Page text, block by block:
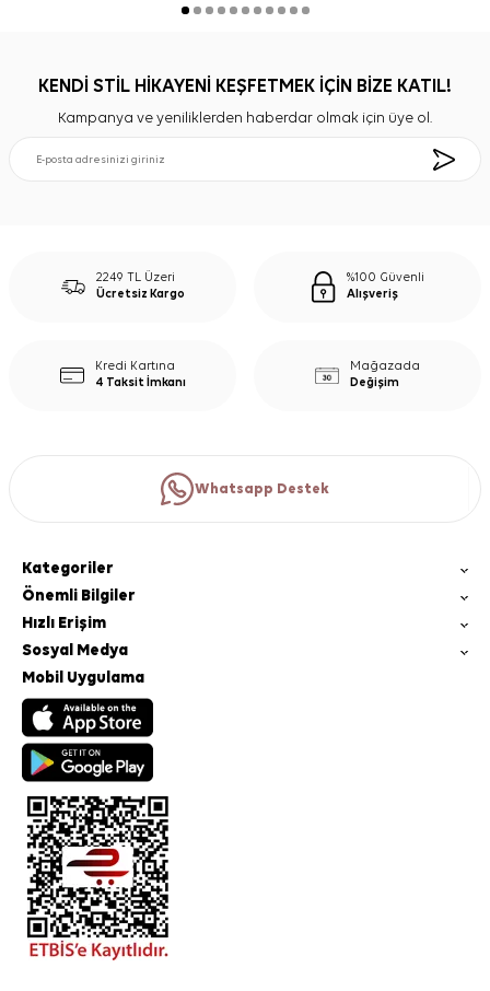
KENDİ STİL HİKAYENİ KEŞFETMEK İÇİN BİZE KATIL!
Kampanya ve yeniliklerden haberdar olmak için üye ol.
2249 TL Üzeri
Ücretsiz Kargo
%100 Güvenli
Alışveriş
Kredi Kartına
4 Taksit İmkanı
Mağazada
Değişim
Whatsapp Destek
Kategoriler
Önemli Bilgiler
Hızlı Erişim
Sosyal Medya
Mobil Uygulama